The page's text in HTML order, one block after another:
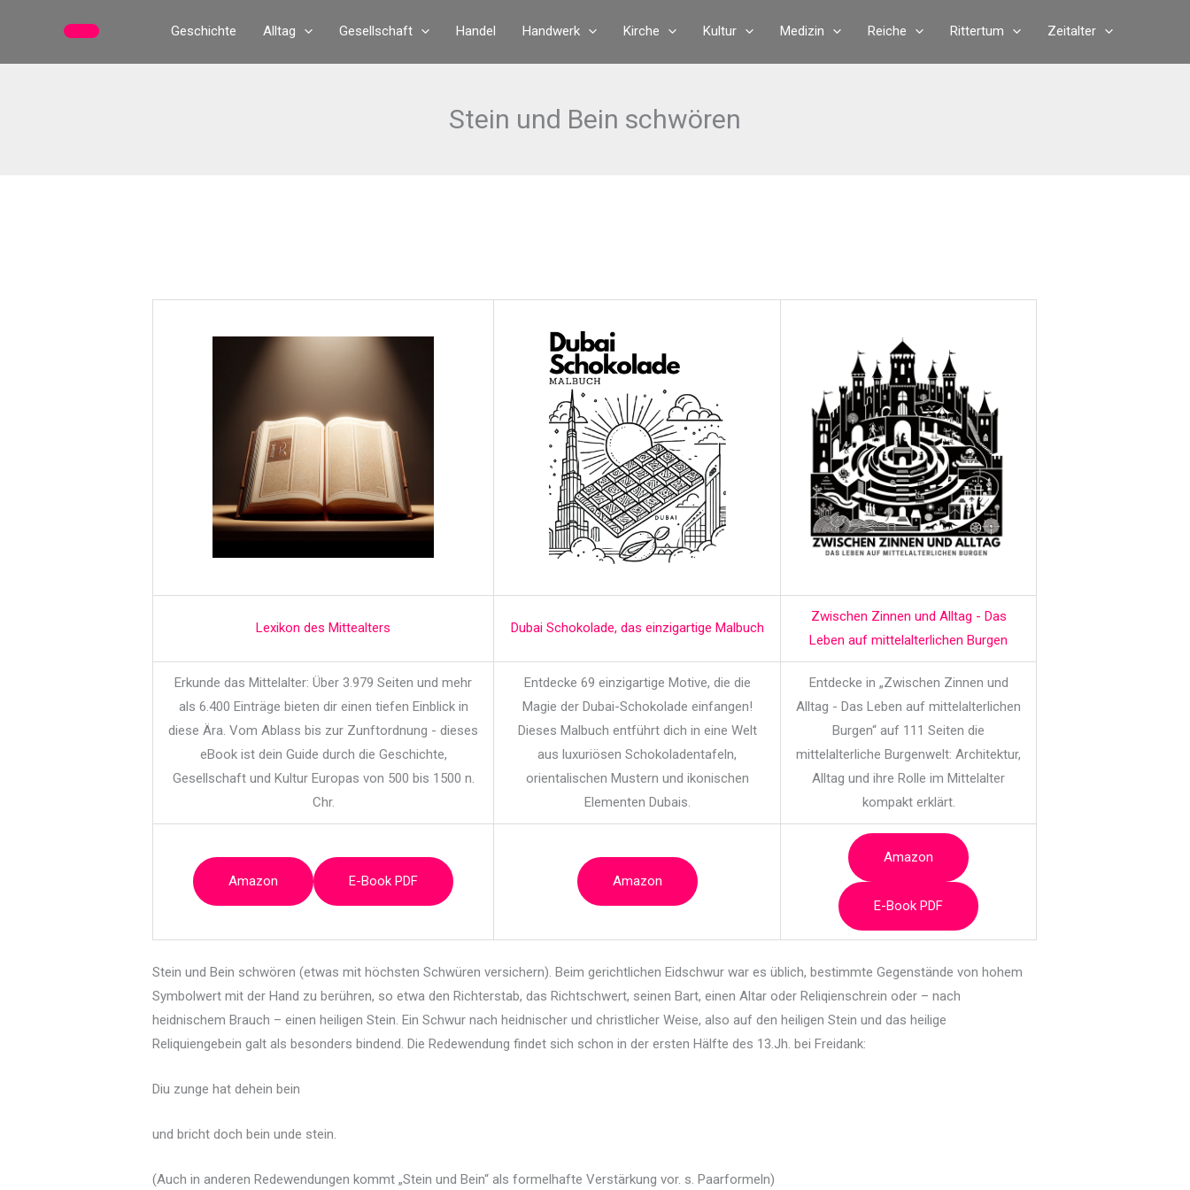
Geschichte Alltag Gesellschaft Handel Handwerk Kirche Kultur Medizin Reiche Rittertum Zeitalter
Stein und Bein schwören
Lexikon des Mittealters Dubai Schokolade, das einzigartige Malbuch
Zwischen Zinnen und Alltag - Das
Leben auf mittelalterlichen Burgen
Erkunde das Mittelalter: Über 3.979 Seiten und mehr
als 6.400 Einträge bieten dir einen tiefen Einblick in
diese Ära. Vom Ablass bis zur Zunftordnung - dieses
eBook ist dein Guide durch die Geschichte,
Gesellschaft und Kultur Europas von 500 bis 1500 n.
Chr.
Entdecke 69 einzigartige Motive, die die
Magie der Dubai-Schokolade einfangen!
Dieses Malbuch entführt dich in eine Welt
aus luxuriösen Schokoladentafeln,
orientalischen Mustern und ikonischen
Elementen Dubais.
Entdecke in „Zwischen Zinnen und
Alltag - Das Leben auf mittelalterlichen
Burgen“ auf 111 Seiten die
mittelalterliche Burgenwelt: Architektur,
Alltag und ihre Rolle im Mittelalter
kompakt erklärt.
Amazon E-Book PDF Amazon
Amazon
E-Book PDF
Stein und Bein schwören (etwas mit höchsten Schwüren versichern). Beim gerichtlichenEidschwur war es üblich, bestimmte Gegenstände von hohem
Symbolwert mit der Hand zu berühren, so etwa den Richterstab, das Richtschwert, seinen Bart, einen Altar oder Reliqienschrein oder – nach
heidnischem Brauch – einen heiligen Stein. Ein Schwur nach heidnischer und christlicher Weise, also auf den heiligen Stein und das heilige
Reliquiengebein galt als besonders bindend. Die Redewendung findet sich schon in der ersten Hälfte des 13.Jh. bei Freidank:
Diu zunge hat dehein bein
und bricht doch bein unde stein.
(Auch in anderen Redewendungen kommt „Stein und Bein“ als formelhafte Verstärkung vor. s. Paarformeln)